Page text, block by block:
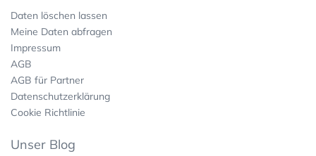
Daten löschen lassen
Meine Daten abfragen
Impressum
AGB
AGB für Partner
Datenschutzerklärung
Cookie Richtlinie
Unser Blog